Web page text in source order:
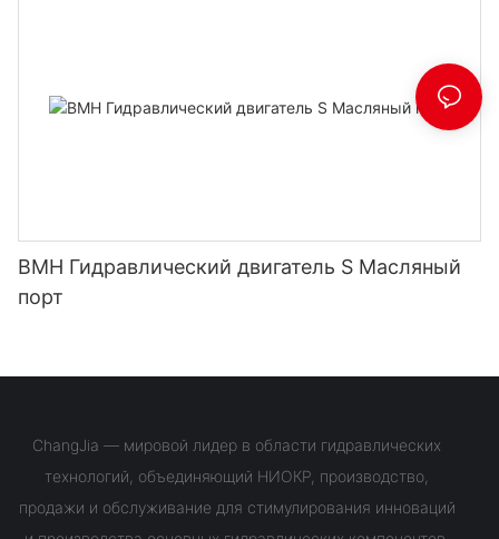
BMH Гидравлический двигатель S Масляный
порт
ChangJia — мировой лидер в области гидравлических
технологий, объединяющий НИОКР, производство,
продажи и обслуживание для стимулирования инноваций